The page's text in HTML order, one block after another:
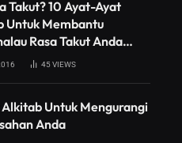
Takut? 10 Ayat-Ayat
Untuk Membantu
Rasa Takut Anda…
45VIEWS
Untuk Mengurangi
Anda